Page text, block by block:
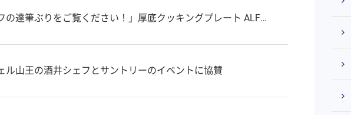
ご覧ください！」厚底クッキングプレート ALFeight24 が ラ・ロシェル山王でのサントリーイベントで活躍！
ル山王の酒井シェフとサントリーのイベントに協賛